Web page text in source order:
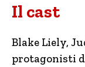
Il cast
Blake Liely,
protagonisti